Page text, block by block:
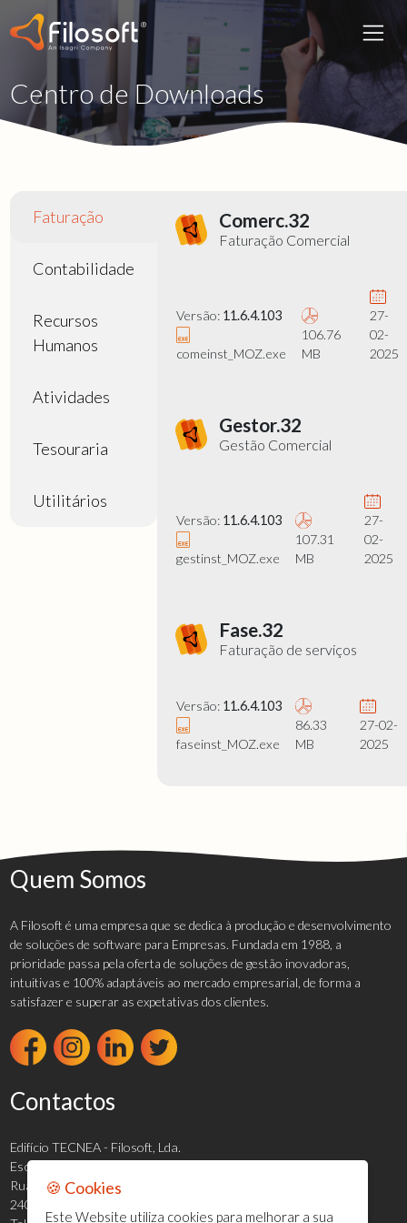
Centro de Downloads
Faturação
Contabilidade
Recursos
Humanos
Atividades
Tesouraria
Utilitários
Comerc.32
Faturação Comercial
Versão: 11.6.4.103
comeinst_MOZ.exe
106.76
MB
27-
02-
2025
Gestor.32
Gestão Comercial
Versão: 11.6.4.103
gestinst_MOZ.exe
107.31
MB
27-
02-
2025
Fase.32
Faturação de serviços
Versão: 11.6.4.103
faseinst_MOZ.exe
86.33
MB
27-02-
2025
Quem Somos
A Filosoft é uma empresa que se dedica à produção e desenvolvimento
de soluções de software para Empresas. Fundada em 1988, a
prioridade passa pela oferta de soluções de gestão inovadoras,
intuitivas e 100% adaptáveis ao mercado empresarial, de forma a
satisfazer e superar as expetativas dos clientes.
Contactos
Edifício TECNEA - Filosoft, Lda.
Escritório 2.03
Rua Marco da Légua, N.º700
2400-016 LEIRIA
🍪 Cookies
Este Website utiliza cookies para melhorar a sua